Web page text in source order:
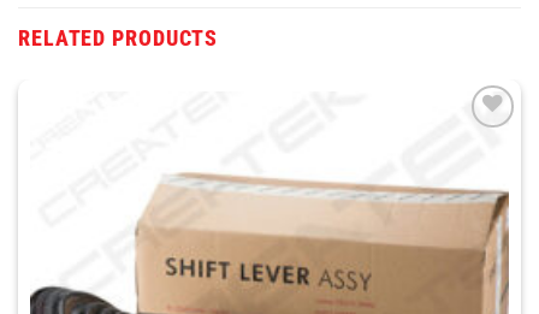
RELATED PRODUCTS
YÊU